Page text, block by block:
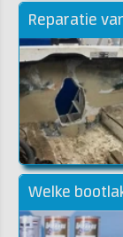
Reparatie